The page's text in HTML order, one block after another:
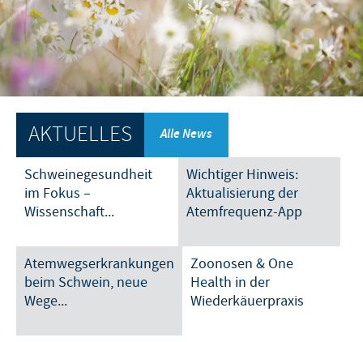
Standort Greifswald-Riems
Dr. Felgenträger
News
Rinder
Schweine
Geflügel
Schafe und Ziegen
Produkte für Nutztiere
Produkte für Heimtiere
VERANSTALTUNGEN
Online-Seminare
Präsenztermine
Vergangene Termine
KARRIERE
Internationale Positionen
Ihre Karriere bei Ceva
WEBSHOP
SERVICE
Wissen im Audioformat
Videos
Diagnostik-Formulare
Produktkatalog
AKTUELLES Alle News
Schweinegesundheit
im Fokus –
Wissenschaft...
Wichtiger Hinweis:
Aktualisierung der
Atemfrequenz-App
Atemwegserkrankungen
beim Schwein, neue
Wege...
Zoonosen & One
Health in der
Wiederkäuerpraxis